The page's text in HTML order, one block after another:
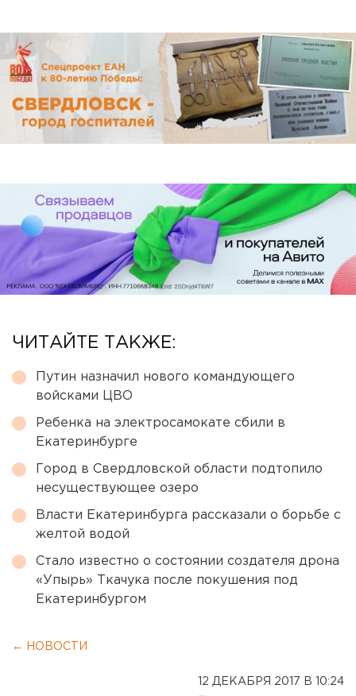
ЧИТАЙТЕ ТАКЖЕ:
Путин назначил нового командующего
войсками ЦВО
Ребенка на электросамокате сбили в
Екатеринбурге
Город в Свердловской области подтопило
несуществующее озеро
Власти Екатеринбурга рассказали о борьбе с
желтой водой
Стало известно о состоянии создателя дрона
«Упырь» Ткачука после покушения под
Екатеринбургом
← НОВОСТИ
12 ДЕКАБРЯ 2017 В 10:24